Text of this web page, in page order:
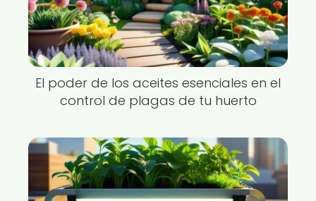
El poder de los aceites esenciales en el
control de plagas de tu huerto